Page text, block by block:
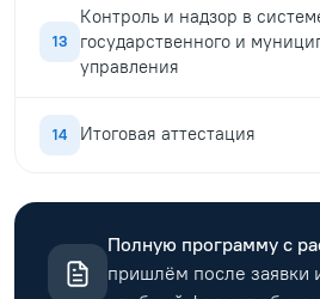
13
Контроль и надзор в
государственного и
управления
14 Итоговая аттестация
Полную программу с
пришлём после заявки